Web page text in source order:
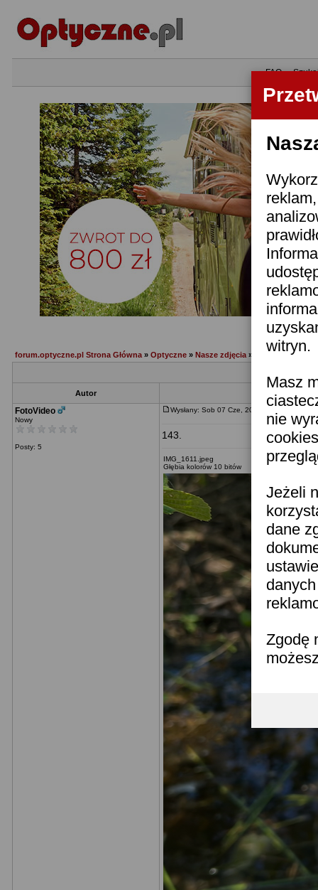
witryn.
Masz
nie
Jeżeli
dane
Zgodę
•FAQ•
forum.optyczne.pl Strona Główna » Optyczne » Nasze zdjęcia » FOTOGRAFIA
Autor
FotoVideo
Nowy
Posty: 5
Wysłany: Sob 07 Cze, 2025
143.
IMG_1611.jpeg
Głębia kolorów 10 bitów